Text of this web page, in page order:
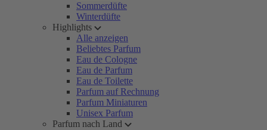
Sommerdüfte
Winterdüfte
Highlights
Alle anzeigen
Beliebtes Parfum
Eau de Cologne
Eau de Parfum
Eau de Toilette
Parfum auf Rechnung
Parfum Miniaturen
Unisex Parfum
Parfum nach Land